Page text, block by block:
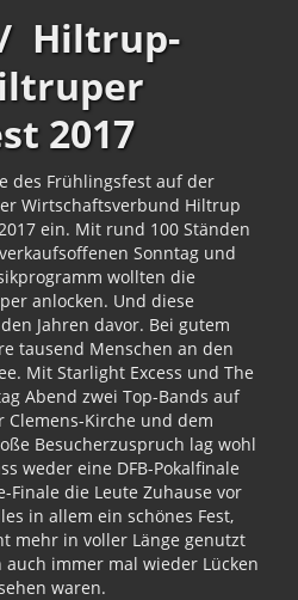
Hiltrup-
2017
des Frühlingsfest auf der
Wirtschaftsverbund Hiltrup
ein. Mit rund 100 Ständen
Sonntag und
wollten die
anlocken. Und diese
Jahren davor. Bei gutem
tausend Menschen an den
Mit Starlight Excess und The
Abend zwei Top-Bands auf
Kirche und dem
Besucherzuspruch lag wohl
weder eine DFB-Pokalfinale
Finale die Leute Zuhause vor
in allem ein schönes Fest,
mehr in voller Länge genutzt
immer mal wieder Lücken
waren.